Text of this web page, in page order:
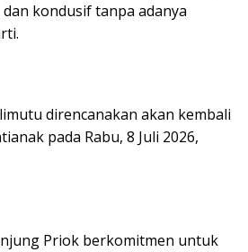
kondusif tanpa adanya
direncanakan akan kembali
pada Rabu, 8 Juli 2026,
Priok berkomitmen untuk